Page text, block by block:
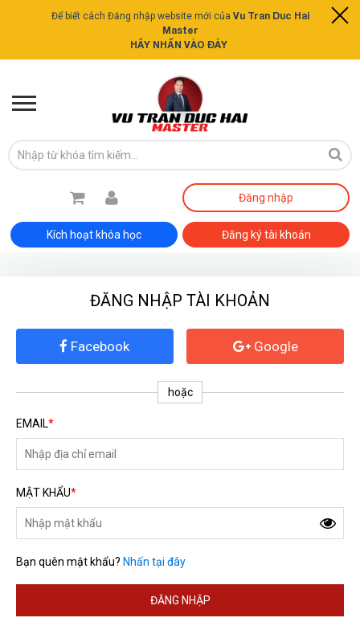
Để biết cách Đăng nhập website mới của Vu Tran Duc Hai
Master
HÃY NHẤN VÀO ĐÂY
Kích hoạt khóa học
Đăng nhập
Đăng ký tài khoản
ĐĂNG NHẬP TÀI KHOẢN
Facebook Google
hoặc
EMAIL*
MẬT KHẨU*
Bạn quên mật khẩu? Nhấn tại đây
ĐĂNG NHẬP
ĐĂNG KÝ TƯ VẤN MIỄN PHÍ
HOÀN THÀNH
Đăng ký tư vấn trực tiếp 24/7: